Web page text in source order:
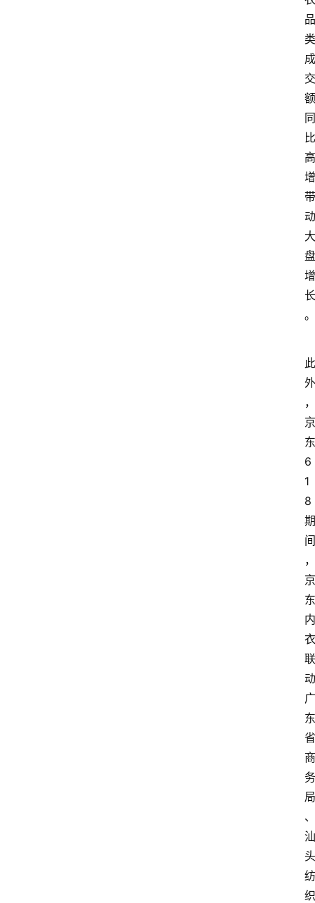
品
类
成
交
额
同
比
高
增
带
动
大
盘
增
长
。
此
外
，
京
东
6
1
8
期
间
，
京
东
内
衣
联
动
广
东
省
商
务
局
、
汕
头
纺
织